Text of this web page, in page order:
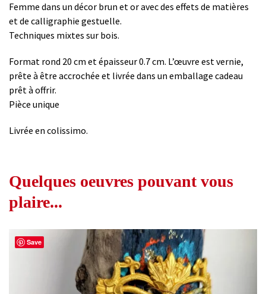
Femme dans un décor brun et or avec des effets de matières
et de calligraphie gestuelle.
Techniques mixtes sur bois.
Format rond 20 cm et épaisseur 0.7 cm. L’œuvre est vernie,
prête à être accrochée et livrée dans un emballage cadeau
prêt à offrir.
Pièce unique
Livrée en colissimo.
Quelques oeuvres pouvant vous
plaire...
Save